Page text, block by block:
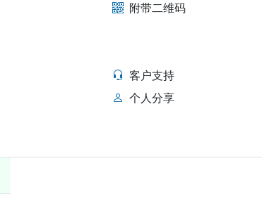
附带二维码
客户支持
个人分享